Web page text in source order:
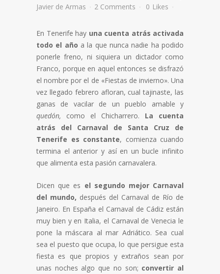
Javier de Armas
2 Comments 0 Likes
En Tenerife hay una cuenta atrás activada
todo el año a la que nunca nadie ha podido
ponerle freno, ni siquiera un dictador como
Franco, porque en aquel entonces se disfrazó
el nombre por el de «Fiestas de invierno». Una
vez llegado febrero afloran, cual tajinaste, las
ganas de vacilar de un pueblo amable y
quedón, como el Chicharrero. La cuenta
atrás del Carnaval de Santa Cruz de
Tenerife es constante, comienza cuando
termina el anterior y así en un bucle infinito
que alimenta esta pasión carnavalera.
Dicen que es el segundo mejor Carnaval
del mundo, después del Carnaval de Río de
Janeiro. En España el Carnaval de Cádiz están
muy bien y en Italia, el Carnaval de Venecia le
pone la máscara al mar Adriático. Sea cual
sea el puesto que ocupa, lo que persigue esta
fiesta es que propios y extraños sean por
unas noches algo que no son; convertir al